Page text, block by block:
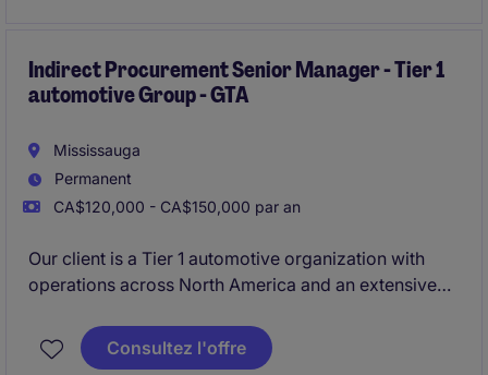
and the evolution of procurement processes and
systems.
Indirect Procurement Senior Manager - Tier 1
automotive Group - GTA
Mississauga
Permanent
CA$120,000 - CA$150,000 par an
Our client is a Tier 1 automotive organization with
operations across North America and an extensive
excellence and continuous improvement culture, the
company is seeking a strategic procurement leader
Consultez l'offre